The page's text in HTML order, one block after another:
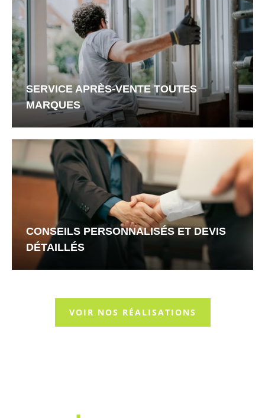
SERVICE APRÈS-VENTE TOUTES
MARQUES
CONSEILS PERSONNALISÉS ET DEVIS
DÉTAILLÉS
VOIR NOS RÉALISATIONS